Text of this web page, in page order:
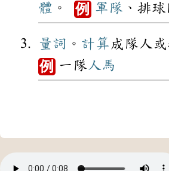
體 。 例 軍隊、排球
量詞 。 計算 成隊人
例 一隊人馬